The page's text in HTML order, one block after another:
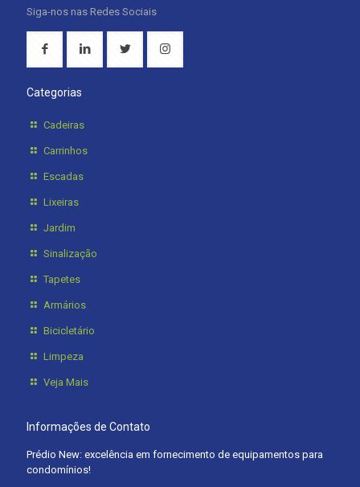
Siga-nos nas Redes Sociais
Categorias
Cadeiras
Carrinhos
Escadas
Lixeiras
Jardim
Sinalização
Tapetes
Armários
Bicicletário
Limpeza
Veja Mais
Informações de Contato
Prédio New: excelência em fornecimento de equipamentos para
condomínios!